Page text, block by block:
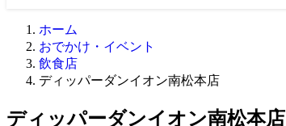
ホーム
おでかけ・イベント
飲食店
ディッパーダンイオン南松本店
ディッパーダンイオン南松本店